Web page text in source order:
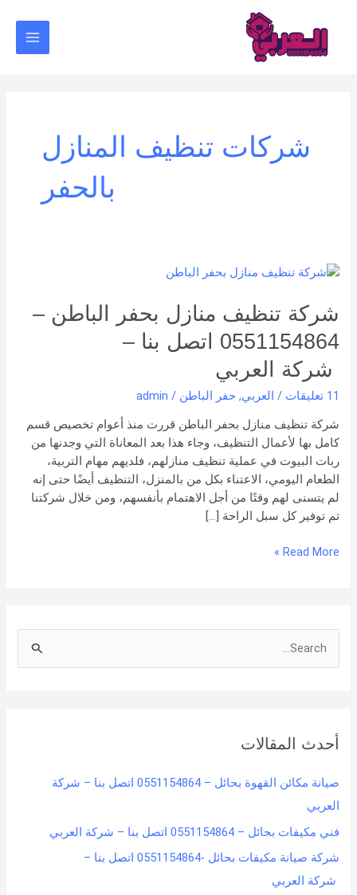
المحتوى
شركات تنظيف المنازل
بالحفر
شركة تنظيف منازل بحفر الباطن –
0551154864 اتصل بنا –
شركة العربي
11 تعليقات / العربي, حفر الباطن /
admin
شركة تنظيف منازل بحفر الباطن قررت منذ أعوام تخصيص قسم
كامل بها لأعمال التنظيف، وجاء هذا بعد المعاناة التي وجدنها من
ربات البيوت في عملية تنظيف منازلهم، فلديهم مهام التربية،
الطعام اليومي، الاعتناء بكل من بالمنزل، التنظيف أيضًا حتى إنه
لم يتسنى لهم وقتًا من أجل الاهتمام بأنفسهم، ومن خلال شركتنا
تم توفير كل سبل الراحة […]
شركة
منازل
بحفر
الباطن
0551154864
اتصل
بنا –
شركة العربي
Read More »
c
f
o
r
:
أحدث المقالات
صيانة مكائن القهوة بحائل – 0551154864 اتصل بنا – شركة
العربي
فني مكيفات بحائل – 0551154864 اتصل بنا – شركة العربي
شركة صيانة مكيفات بحائل -0551154864 اتصل بنا –
شركة العربي